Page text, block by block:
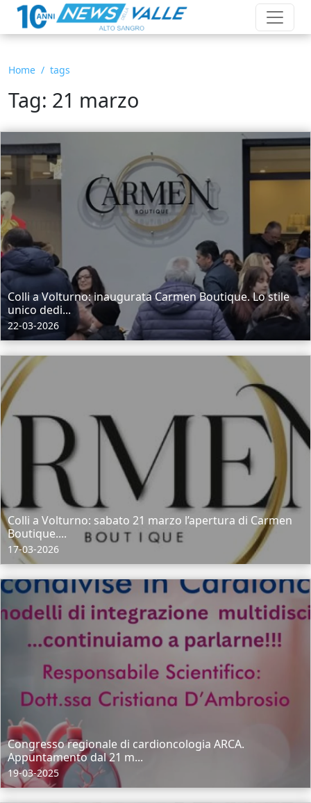
Home tags
Tag: 21 marzo
Colli a Volturno: inaugurata Carmen Boutique. Lo stile
unico dedi...
22-03-2026
Colli a Volturno: sabato 21 marzo l’apertura di Carmen
Boutique....
17-03-2026
Congresso regionale di cardioncologia ARCA.
Appuntamento dal 21 m...
19-03-2025